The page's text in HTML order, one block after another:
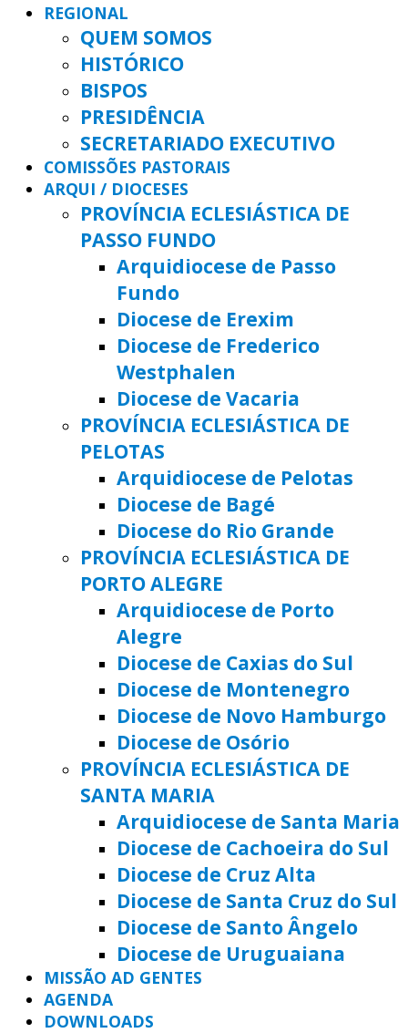
REGIONAL
QUEM SOMOS
HISTÓRICO
BISPOS
PRESIDÊNCIA
SECRETARIADO EXECUTIVO
COMISSÕES PASTORAIS
ARQUI / DIOCESES
PROVÍNCIA ECLESIÁSTICA DE
PASSO FUNDO
Arquidiocese de Passo
Fundo
Diocese de Erexim
Diocese de Frederico
Westphalen
Diocese de Vacaria
PROVÍNCIA ECLESIÁSTICA DE
PELOTAS
Arquidiocese de Pelotas
Diocese de Bagé
Diocese do Rio Grande
PROVÍNCIA ECLESIÁSTICA DE
PORTO ALEGRE
Arquidiocese de Porto
Alegre
Diocese de Caxias do Sul
Diocese de Montenegro
Diocese de Novo Hamburgo
Diocese de Osório
PROVÍNCIA ECLESIÁSTICA DE
SANTA MARIA
Arquidiocese de Santa Maria
Diocese de Cachoeira do Sul
Diocese de Cruz Alta
Diocese de Santa Cruz do Sul
Diocese de Santo Ângelo
Diocese de Uruguaiana
MISSÃO AD GENTES
AGENDA
DOWNLOADS